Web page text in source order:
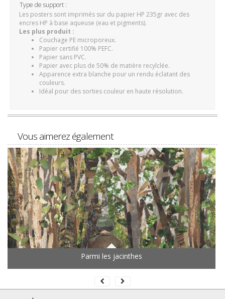
Type de support :
Les posters sont imprimés sur du papier HP 235gr avec des
encres HP à base aqueuse (eau et pigments).
Les plus produit :
Couchage PE microporeux.
Papier certifié 100% PEFC.
Papier sans PVC.
Papier avec plus de 50% de matière recylclée.
Apparence extra blanche pour un rendu éclatant des
couleurs.
Idéal pour des sorties couleur en haute résolution.
Vous aimerez également
Parmi les jacinthes